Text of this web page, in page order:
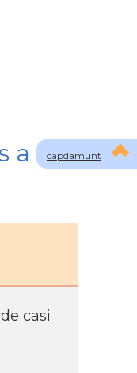
capdamunt
a
casi